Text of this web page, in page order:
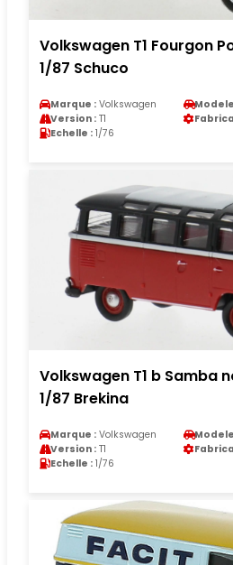
Volkswagen T1 Fourgon
1/87 Schuco
Marque : Volkswagen
Version : T1
Echelle : 1/76
Volkswagen T1 b Samba
1/87 Brekina
Marque : Volkswagen
Version : T1
Echelle : 1/76